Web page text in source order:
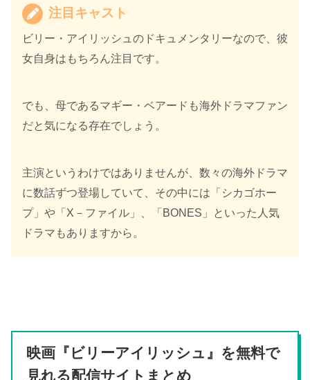
注目キャスト
ビリー・アイリッシュのドキュメンタリーなので、彼
女自身はもちろん注目です。
でも、母であるマギー・ベアードも海外ドラマファン
だと気になる存在でしょう。
主演というわけではありませんが、数々の海外ドラマ
に数話ずつ登場していて、その中には「シカゴホー
プ」や「X－ファイル」、「BONES」といった人気
ドラマもありますから。
映画『ビリーアイリッシュ』を無料で
見れる配信サイトまとめ